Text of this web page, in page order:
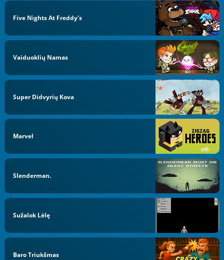
Five Nights At Freddy's
Vaiduoklių Namas
Super Didvyrių Kova
Marvel
Slenderman.
Sužalok Lėlę
Baro Triukšmas